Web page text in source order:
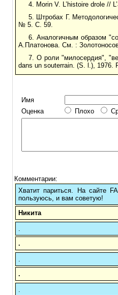
4. Morin V. L’histoire drole //
5. Штробах Г.
№ 5. С. 59.
6. Аналогичным образом
А.Платонова. См. :
7. О роли "милосердия",
dans un souterrain. (S. l.), 1976.
Имя
Оценка
Плохо
Комментарии:
Хватит париться. На сайте
пользуюсь, и вам советую!
Никита
.
.